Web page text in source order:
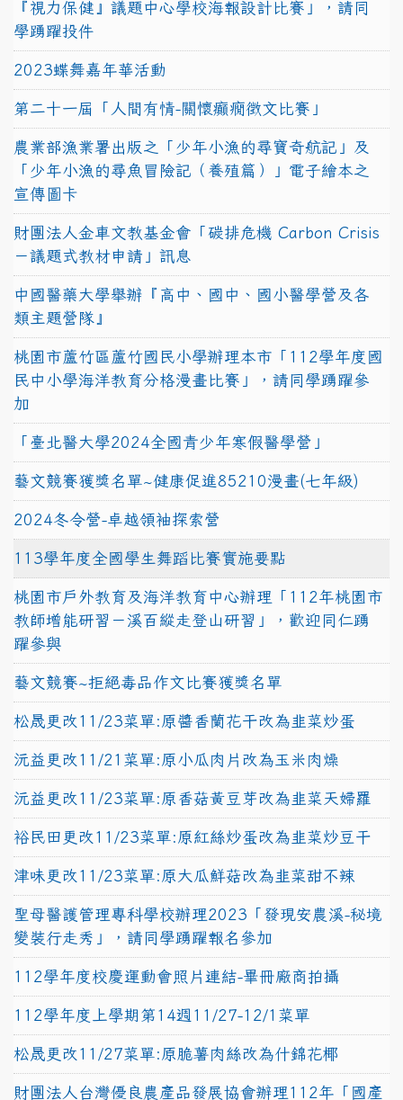
『視力保健』議題中心學校海報設計比賽」，請同
學踴躍投件
2023蝶舞嘉年華活動
第二十一屆「人間有情-關懷癲癇徵文比賽」
農業部漁業署出版之「少年小漁的尋寶奇航記」及
「少年小漁的尋魚冒險記（養殖篇）」電子繪本之
宣傳圖卡
財團法人金車文教基金會「碳排危機 Carbon Crisis
－議題式教材申請」訊息
中國醫藥大學舉辦『高中、國中、國小醫學營及各
類主題營隊』
桃園市蘆竹區蘆竹國民小學辦理本市「112學年度國
民中小學海洋教育分格漫畫比賽」，請同學踴躍參
加
「臺北醫大學2024全國青少年寒假醫學營」
藝文競賽獲獎名單~健康促進85210漫畫(七年級)
2024冬令營-卓越領袖探索營
113學年度全國學生舞蹈比賽實施要點
桃園市戶外教育及海洋教育中心辦理「112年桃園市
教師增能研習－溪百縱走登山研習」，歡迎同仁踴
躍參與
藝文競賽~拒絕毒品作文比賽獲獎名單
松晟更改11/23菜單:原醬香蘭花干改為韭菜炒蛋
沅益更改11/21菜單:原小瓜肉片改為玉米肉燥
沅益更改11/23菜單:原香菇黃豆芽改為韭菜天婦羅
裕民田更改11/23菜單:原紅絲炒蛋改為韭菜炒豆干
津味更改11/23菜單:原大瓜鮮菇改為韭菜甜不辣
聖母醫護管理專科學校辦理2023「發現安農溪-秘境
變裝行走秀」，請同學踴躍報名參加
112學年度校慶運動會照片連結-畢冊廠商拍攝
112學年度上學期第14週11/27-12/1菜單
松晟更改11/27菜單:原脆薯肉絲改為什錦花椰
財團法人台灣優良農產品發展協會辦理112年「國產